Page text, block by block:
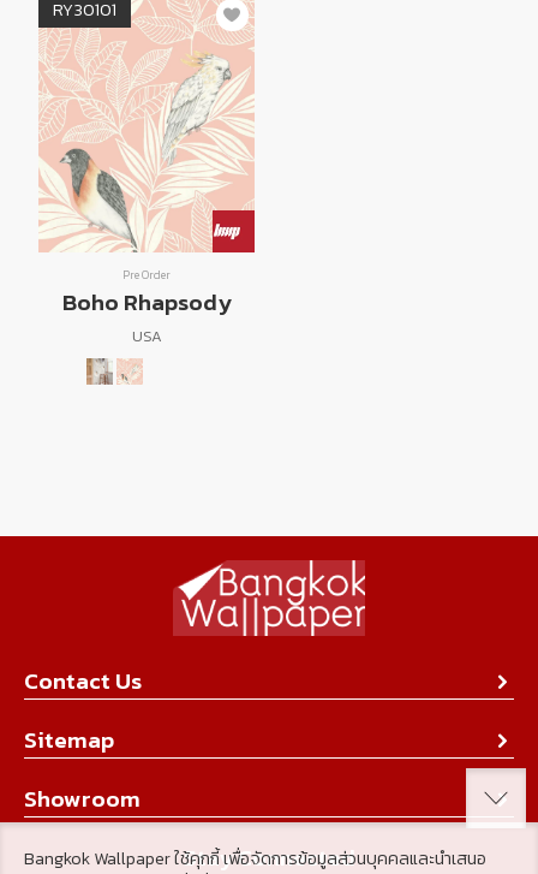
Bangkok Wallpaper ใช้คุกกี้ เพื่อจัดการข้อมูลส่วนบุคคลและนำเสนอ
RY30101
Pre Order
Boho Rhapsody
USA
Contact Us
About Us
Contact Us
Achievement
Sitemap
Collection
Product
Tips & Tricks
Showroom
Stay Connected